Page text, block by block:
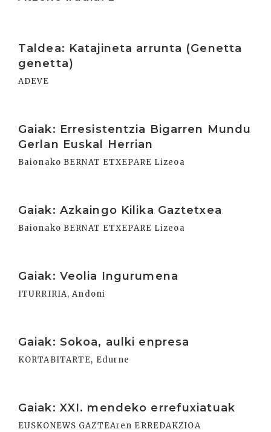
Taldea: Katajineta arrunta (Genetta
genetta)
ADEVE
Gaiak: Erresistentzia Bigarren Mundu
Gerlan Euskal Herrian
Baionako BERNAT ETXEPARE Lizeoa
Gaiak: Azkaingo Kilika Gaztetxea
Baionako BERNAT ETXEPARE Lizeoa
Gaiak: Veolia Ingurumena
ITURRIRIA, Andoni
Gaiak: Sokoa, aulki enpresa
KORTABITARTE, Edurne
Gaiak: XXI. mendeko errefuxiatuak
EUSKONEWS GAZTEAren ERREDAKZIOA